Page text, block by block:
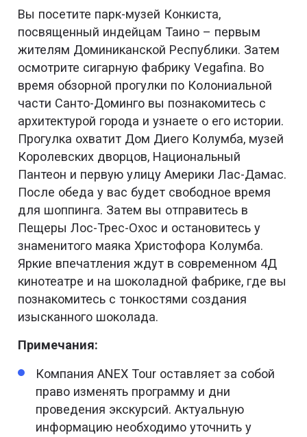
Вы посетите парк-музей Конкиста,
посвященный индейцам Таино – первым
жителям Доминиканской Республики. Затем
осмотрите сигарную фабрику Vegafina. Во
время обзорной прогулки по Колониальной
части Санто-Доминго вы познакомитесь с
архитектурой города и узнаете о его истории.
Прогулка охватит Дом Диего Колумба, музей
Королевских дворцов, Национальный
Пантеон и первую улицу Америки Лас-Дамас.
После обеда у вас будет свободное время
для шоппинга. Затем вы отправитесь в
Пещеры Лос-Трес-Охос и остановитесь у
знаменитого маяка Христофора Колумба.
Яркие впечатления ждут в современном 4Д
кинотеатре и на шоколадной фабрике, где вы
познакомитесь с тонкостями создания
изысканного шоколада.
Примечания:
Компания ANEX Tour оставляет за собой
право изменять программу и дни
проведения экскурсий. Актуальную
информацию необходимо уточнить у